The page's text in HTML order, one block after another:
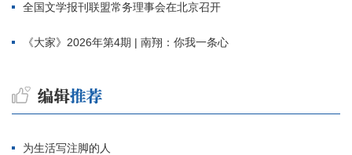
全国文学报刊联盟常务理事会在北京召开
《大家》2026年第4期 | 南翔：你我一条心
为生活写注脚的人